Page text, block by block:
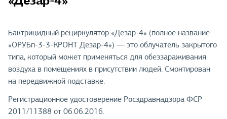
Бактрицидный рециркулятор «Дезар-4» (полное название
«ОРУБп-3-3-КРОНТ Дезар-4») — это облучатель закрытого
типа, который может применяться для обеззараживания
воздуха в помещениях в присутствии людей. Смонтирован
на передвижной подставке.
Регистрационное удостоверение Росздравнадзора ФСР
2011/11388 от 06.06.2016.